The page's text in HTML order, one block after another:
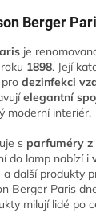
Berger
je
1898. Její
dezinfekci
elegantní
moderní interiér.
s parfuméry z
do lamp nabízí i
a další produkty
Berger Paris
milují lidé po